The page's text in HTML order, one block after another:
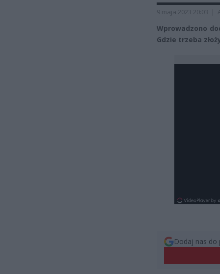
9 maja 2023 20:03 |
Wprowadzono
Gdzie trzeba
Dodaj nas do